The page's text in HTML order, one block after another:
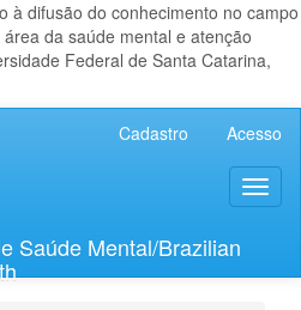
à difusão do conhecimento no campo
da saúde mental e atenção
Federal de Santa Catarina,
Cadastro Acesso
Saúde Mental/Brazilian